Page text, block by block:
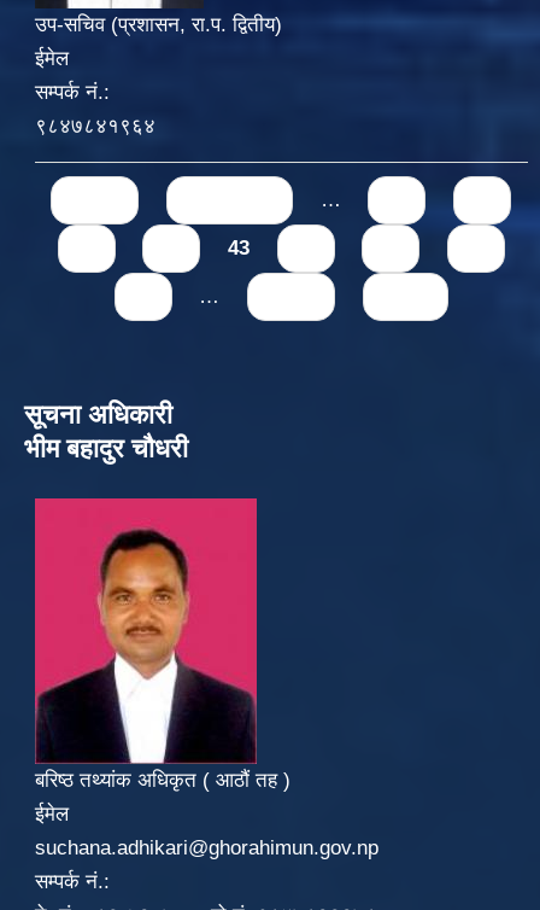
उप-सचिव (प्रशासन, रा.प. द्वितीय)
ईमेल
सम्पर्क नं.:
९८४७८४१९६४
Pages …
43
…
सूचना अधिकारी
भीम बहादुर चौधरी
बरिष्ठ तथ्यांक अधिकृत ( आठौं तह )
ईमेल
suchana.adhikari@ghorahimun.gov.np
सम्पर्क नं.: